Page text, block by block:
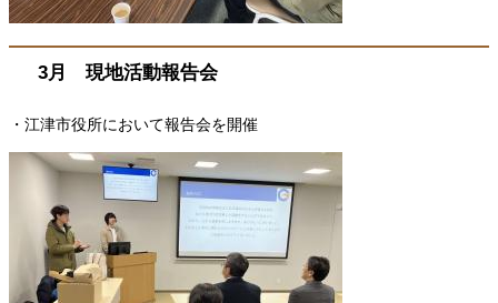
3月 現地活動報告会
・江津市役所において報告会を開催